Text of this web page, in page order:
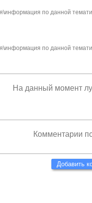
по данной
по данной
На данный момент
Комментарии
Добавить